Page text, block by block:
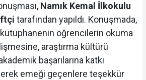
Namık Kemal İlkokulu
tarafından yapıldı. Konuşmada,
kütüphanenin öğrencilerin okuma
araştırma kültürü
başarılarına katkı
emeği geçenlere teşekkür